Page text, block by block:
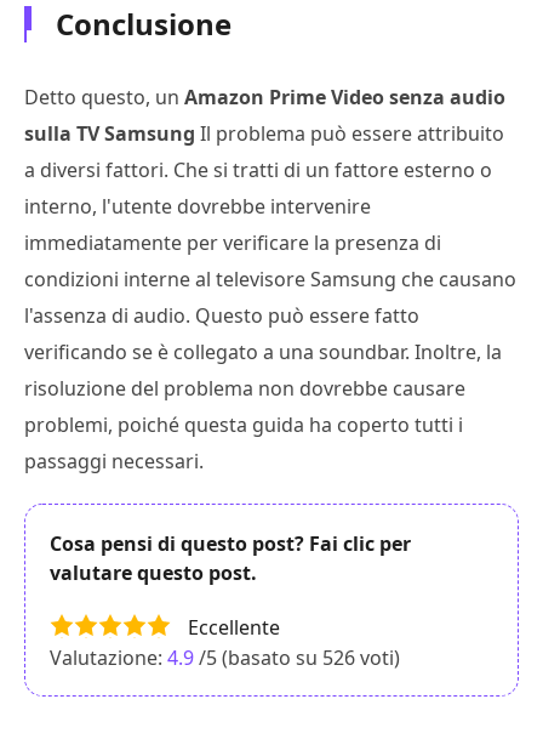
Conclusione
Detto questo, un Amazon Prime Video senza audio
sulla TV Samsung Il problema può essere attribuito
a diversi fattori. Che si tratti di un fattore esterno o
interno, l'utente dovrebbe intervenire
immediatamente per verificare la presenza di
condizioni interne al televisore Samsung che causano
l'assenza di audio. Questo può essere fatto
verificando se è collegato a una soundbar. Inoltre, la
risoluzione del problema non dovrebbe causare
problemi, poiché questa guida ha coperto tutti i
passaggi necessari.
Cosa pensi di questo post? Fai clic per
valutare questo post.
Eccellente
Valutazione: 4.9/5 (basato su 526voti)